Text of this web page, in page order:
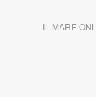
IL MARE